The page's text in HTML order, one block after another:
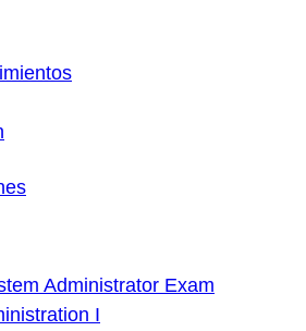
Administrator Exam
I